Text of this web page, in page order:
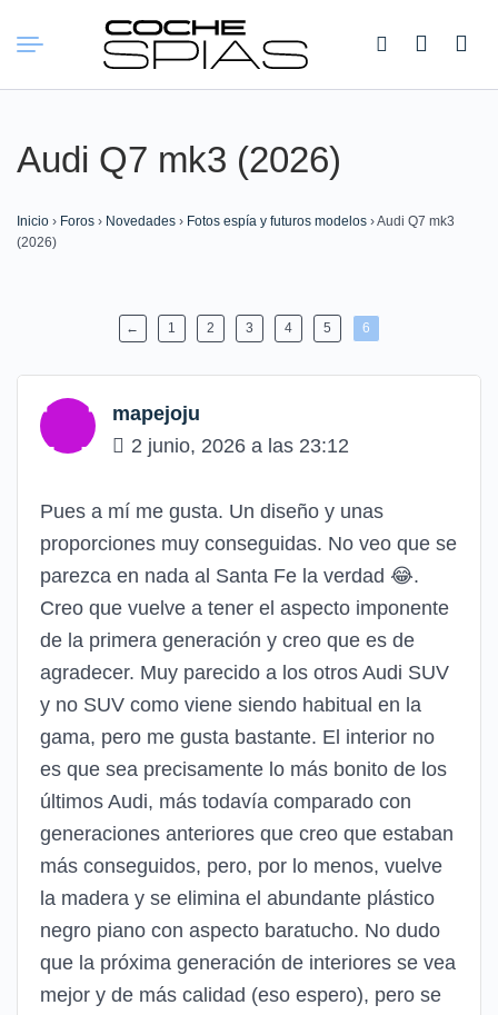
Buscar:
Audi Q7 mk3 (2026)
Inicio › Foros › Novedades › Fotos espía y futuros modelos ›Audi Q7 mk3
(2026)
← 1 2 3 4 5 6
mapejoju
2 junio, 2026 a las 23:12
Pues a mí me gusta. Un diseño y unas
proporciones muy conseguidas. No veo que se
parezca en nada al Santa Fe la verdad 😂.
Creo que vuelve a tener el aspecto imponente
de la primera generación y creo que es de
agradecer. Muy parecido a los otros Audi SUV
y no SUV como viene siendo habitual en la
gama, pero me gusta bastante. El interior no
es que sea precisamente lo más bonito de los
últimos Audi, más todavía comparado con
generaciones anteriores que creo que estaban
más conseguidos, pero, por lo menos, vuelve
la madera y se elimina el abundante plástico
negro piano con aspecto baratucho. No dudo
que la próxima generación de interiores se vea
mejor y de más calidad (eso espero), pero se